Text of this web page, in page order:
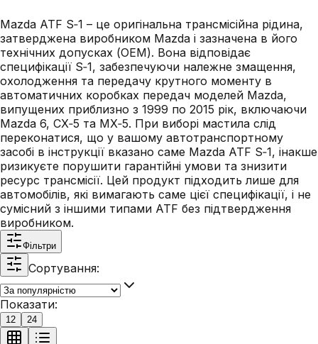
Mazda ATF S‑1 – це оригінальна трансмісійна рідина,
затверджена виробником Mazda і зазначена в його
технічних допусках (OEM). Вона відповідає
специфікації S‑1, забезпечуючи належне змащення,
охолодження та передачу крутного моменту в
автоматичних коробках передач моделей Mazda,
випущених приблизно з 1999 по 2015 рік, включаючи
Mazda 6, CX‑5 та MX‑5. При виборі мастила слід
переконатися, що у вашому автотранспортному
засобі в інструкції вказано саме Mazda ATF S‑1, інакше
ризикуєте порушити гарантійні умови та знизити
ресурс трансмісії. Цей продукт підходить лише для
автомобілів, які вимагають саме цієї специфікації, і не
сумісний з іншими типами ATF без підтвердження
виробником.
Фільтри
Сортування:
Показати:
12 24